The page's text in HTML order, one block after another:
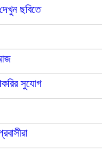
ছবিতে
সুযোগ